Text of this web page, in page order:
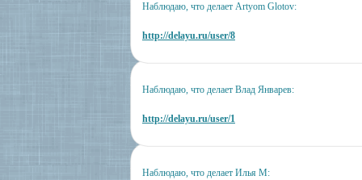
Наблюдаю, что делает Artyom Glotov:
http://delayu.ru/user/8
Наблюдаю, что делает Влад Январев:
http://delayu.ru/user/1
Наблюдаю, что делает Илья М: